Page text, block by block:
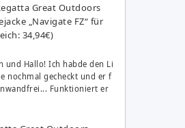
Great Outdoors
„Navigate FZ“ für
34,94€)
und Hallo! Ich habde den Li
nochmal gecheckt und er f
Funktioniert er